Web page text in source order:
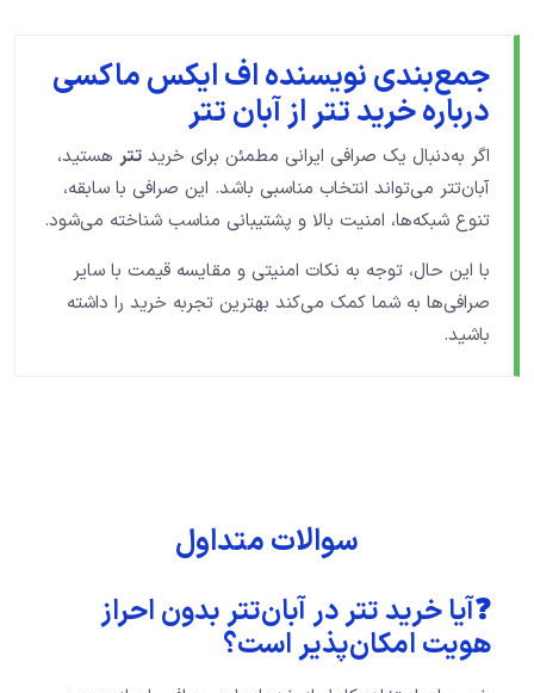
جمع‌بندی نویسنده اف ایکس ماکسی
درباره خرید تتر از آبان تتر
اگر به‌دنبال یک صرافی ایرانی مطمئن برای خرید تتر هستید،
آبان‌تتر می‌تواند انتخاب مناسبی باشد. این صرافی با سابقه،
تنوع شبکه‌ها، امنیت بالا و پشتیبانی مناسب شناخته می‌شود.
با این حال، توجه به نکات امنیتی و مقایسه قیمت با سایر
صرافی‌ها به شما کمک می‌کند بهترین تجربه خرید را داشته
باشید.
سوالات متداول
❓آیا خرید تتر در آبان‌تتر بدون احراز
هویت امکان‌پذیر است؟